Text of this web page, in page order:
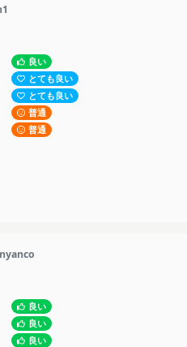
良い
とても良い
とても良い
普通
普通
良い
良い
良い